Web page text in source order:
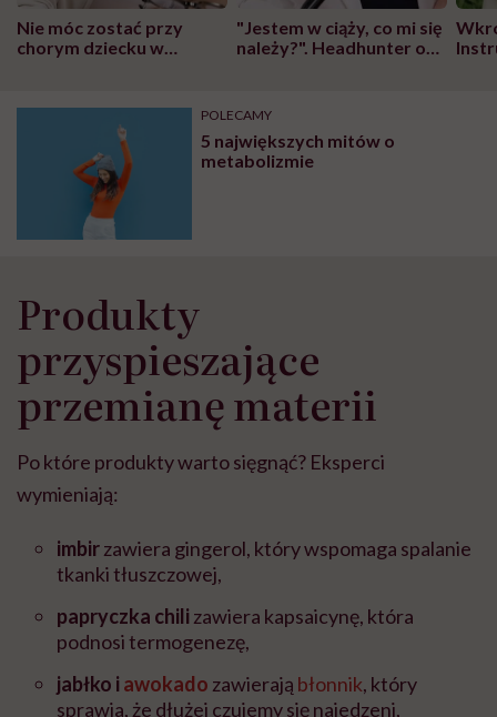
Nie móc zostać przy
chorym dziecku w
może chyba tylko
głupota i brak
wyobraźni"
"Jestem w ciąży, co mi się
należy?". Headhunter o
pracy
POLECAMY
5 największych mitów o
metabolizmie
Produkty
przyspieszające
przemianę materii
Po które produkty warto sięgnąć? Eksperci
wymieniają:
imbirzawiera gingerol, który wspomaga spalanie
tkanki tłuszczowej,
papryczka chili zawiera kapsaicynę, która
podnosi termogenezę,
jabłko i awokado zawierają błonnik, który
sprawia, że dłużej czujemy się najedzeni,